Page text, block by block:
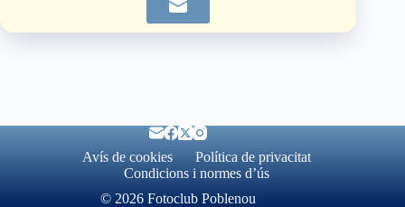
Avís de cookies
Política de privacitat
Condicions i normes d’ús
© 2026 Fotoclub Poblenou